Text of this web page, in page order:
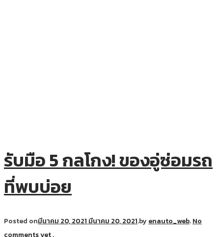
รับมือ 5 กลโกง! ของอู่ซ่อมรถ
ที่พบบ่อย
Posted onมีนาคม 20, 2021มีนาคม 20, 2021.byenauto_web.No
comments yet.